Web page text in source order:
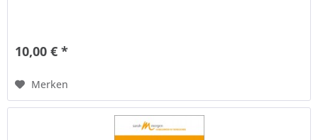
10,00 € *
Merken